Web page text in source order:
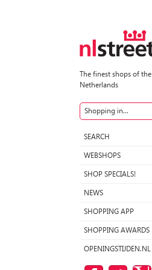
The finest shops of the
Netherlands
Shopping in...
SEARCH
WEBSHOPS
SHOP SPECIALS!
NEWS
SHOPPING APP
SHOPPING AWARDS
OPENINGSTIJDEN.NL